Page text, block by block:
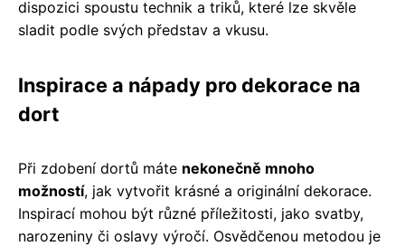
dispozici spoustu technik a triků, které lze skvěle
sladit podle svých představ a vkusu.
Inspirace a nápady pro dekorace na
dort
Při zdobení dortů máte nekonečně mnoho
možností, jak vytvořit krásné a originální dekorace.
Inspirací mohou být různé příležitosti, jako svatby,
narozeniny či oslavy výročí. Osvědčenou metodou je